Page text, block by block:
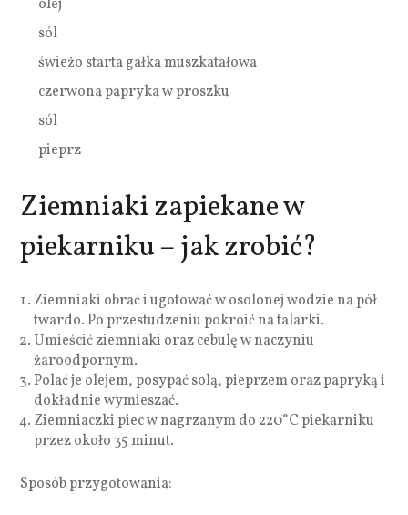
olej
sól
świeżo starta gałka muszkatałowa
czerwona papryka w proszku
sól
pieprz
Ziemniaki zapiekane w
piekarniku – jak zrobić?
Ziemniaki obrać i ugotować w osolonej wodzie na pół
twardo. Po przestudzeniu pokroić na talarki.
Umieścić ziemniaki oraz cebulę w naczyniu
żaroodpornym.
Polać je olejem, posypać solą, pieprzem oraz papryką i
dokładnie wymieszać.
Ziemniaczki piec w nagrzanym do 220°C piekarniku
przez około 35 minut.
Sposób przygotowania: